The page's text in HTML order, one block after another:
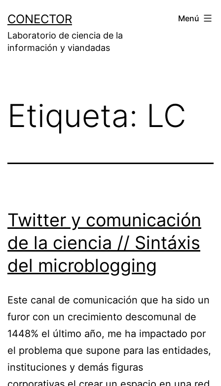
contenido
CONECTOR
Laboratorio de ciencia de la
información y viandadas
Menú
Etiqueta: LC
Twitter y comunicación
de la ciencia // Sintáxis
del microblogging
Este canal de comunicación que ha sido un
furor con un crecimiento descomunal de
1448% el último año, me ha impactado por
el problema que supone para las entidades,
instituciones y demás figuras